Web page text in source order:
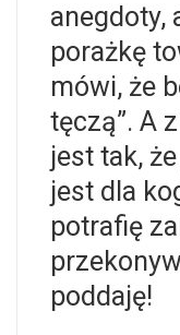
anegdoty,
porażkę
mówi, że
tęczą”. A
jest tak,
jest dla
potrafię
poddaję!